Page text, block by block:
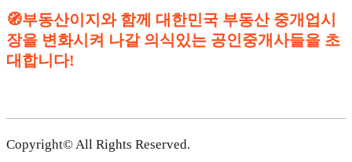
🧭부동산이지와 함께 대한민국 부동산 중개업시
장을 변화시켜 나갈 의식있는 공인중개사들을 초
대합니다!
Copyright© All Rights Reserved.